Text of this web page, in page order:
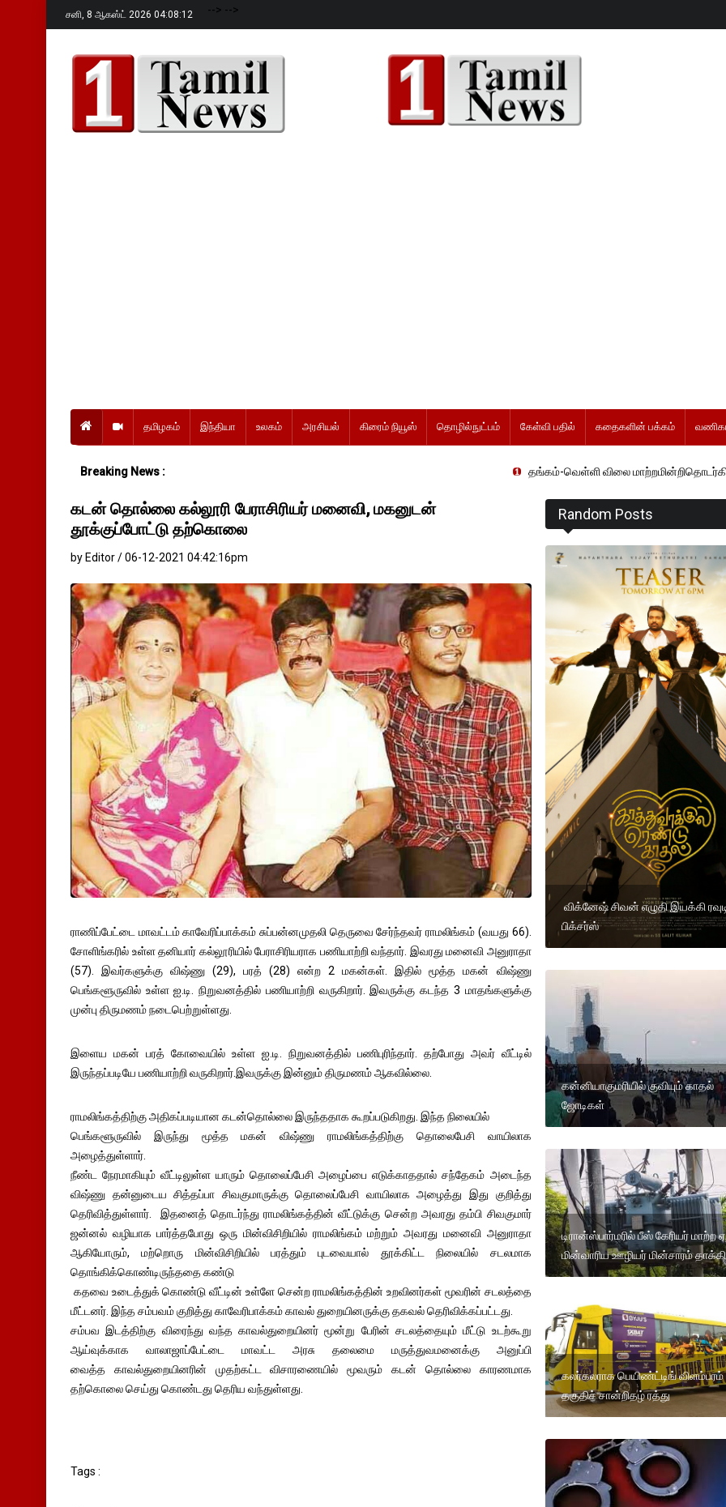
சனி, 8 ஆகஸ்ட் 2026 04:08:13 --> -->
தமிழகம் இந்தியா உலகம் அரசியல் கிரைம் நியூஸ் தொழில்நுட்பம் கேள்வி பதில் கதைகளின் பக்கம்
Breaking News : தங்கம்-வெள்ளி விலை மாற்றமின்றிதொடர்கிறது..
கடன் தொல்லை கல்லூரி பேராசிரியர் மனைவி, மகனுடன்
தூக்குப்போட்டு தற்கொலை
by Editor / 06-12-2021 04:42:16pm
ராணிப்பேட்டை மாவட்டம் காவேரிப்பாக்கம் சுப்பன்னமுதலி தெருவை சேர்ந்தவர் ராமலிங்கம் (வயது 66).
சோளிங்கரில் உள்ள தனியார் கல்லூரியில் பேராசிரியராக பணியாற்றி வந்தார். இவரது மனைவி அனுராதா
(57). இவர்களுக்கு விஷ்ணு (29), பரத் (28) என்ற 2 மகன்கள். இதில் மூத்த மகன் விஷ்ணு
பெங்களூருவில் உள்ள ஐ.டி. நிறுவனத்தில் பணியாற்றி வருகிறார். இவருக்கு கடந்த 3 மாதங்களுக்கு
முன்பு திருமணம் நடைபெற்றுள்ளது.
இளைய மகன் பரத் கோவையில் உள்ள ஐ.டி. நிறுவனத்தில் பணிபுரிந்தார். தற்போது அவர் வீட்டில்
இருந்தப்படியே பணியாற்றி வருகிறார்.இவருக்கு இன்னும் திருமணம் ஆகவில்லை.
ராமலிங்கத்திற்கு அதிகப்படியான கடன்தொல்லை இருந்ததாக கூறப்படுகிறது. இந்த நிலையில்
பெங்களூருவில் இருந்து மூத்த மகன் விஷ்ணு ராமலிங்கத்திற்கு தொலைபேசி வாயிலாக
அழைத்துள்ளார்.
நீண்ட நேரமாகியும் வீட்டிலுள்ள யாரும் தொலைப்பேசி அழைப்பை எடுக்காததால் சந்தேகம் அடைந்த
விஷ்ணு தன்னுடைய சித்தப்பா சிவகுமாருக்கு தொலைப்பேசி வாயிலாக அழைத்து இது குறித்து
தெரிவித்துள்ளார். இதனைத் தொடர்ந்து ராமலிங்கத்தின் வீட்டுக்கு சென்ற அவரது தம்பி சிவகுமார்
ஜன்னல் வழியாக பார்த்தபோது ஒரு மின்விசிறியில் ராமலிங்கம் மற்றும் அவரது மனைவி அனுராதா
ஆகியோரும், மற்றொரு மின்விசிறியில் பரத்தும் புடவையால் தூக்கிட்ட நிலையில் சடலமாக
தொங்கிக்கொண்டிருந்ததை கண்டு
கதவை உடைத்துக் கொண்டு வீட்டின் உள்ளே சென்ற ராமலிங்கத்தின் உறவினர்கள் மூவரின் சடலத்தை
மீட்டனர். இந்த சம்பவம் குறித்து காவேரிபாக்கம் காவல் துறையினருக்கு தகவல் தெரிவிக்கப்பட்டது.
சம்பவ இடத்திற்கு விரைந்து வந்த காவல்துறையினர் மூன்று பேரின் சடலத்தையும் மீட்டு உடற்கூறு
ஆய்வுக்காக வாலாஜாப்பேட்டை மாவட்ட அரசு தலைமை மருத்துவமனைக்கு அனுப்பி
வைத்த காவல்துறையினரின் முதற்கட்ட விசாரணையில் மூவரும் கடன் தொல்லை காரணமாக
தற்கொலை செய்து கொண்டது தெரிய வந்துள்ளது.
Tags :
Random Posts
விக்னேஷ் சிவன் எழுதி இயக்கி
பிக்சர்ஸ்
கன்னியாகுமரியில் குவியும் காதல்
ஜோடிகள்
டிரான்ஸ்பார்மரில் பீஸ் கேரியர் மாற்ற
மின்வாரிய ஊழியர் மின்சாரம் தாக்கி
கலர்கலராக பெயிண்ட்டிங்
தகுதிச் சான்றிதழ் ரத்து